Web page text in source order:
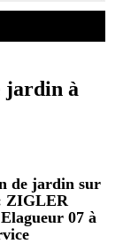
jardin à
de jardin sur
ZIGLER
07 à